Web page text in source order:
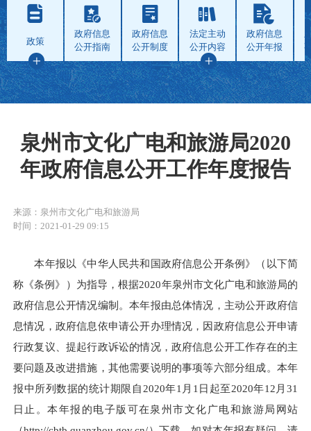
政策
政府信息
公开指南
政府信息
公开制度
法定主动
公开内容
政府信息
公开年报
泉州市文化广电和旅游局2020
年政府信息公开工作年度报告
来源：泉州市文化广电和旅游局
时间：2021-01-29 09:15
本年报以《中华人民共和国政府信息公开条例》（以下简
称《条例》）为指导，根据2020年泉州市文化广电和旅游局的
政府信息公开情况编制。本年报由总体情况，主动公开政府信
息情况，政府信息依申请公开办理情况，因政府信息公开申请
行政复议、提起行政诉讼的情况，政府信息公开工作存在的主
要问题及改进措施，其他需要说明的事项等六部分组成。本年
报中所列数据的统计期限自 2020年1月1日起至2020年12月31
日止。本年报的电子版可在泉州市文化广电和旅游局网站